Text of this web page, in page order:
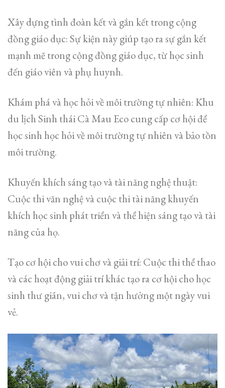
Xây dựng tình đoàn kết và gắn kết trong cộng
đồng giáo dục: Sự kiện này giúp tạo ra sự gắn kết
mạnh mẽ trong cộng đồng giáo dục, từ học sinh
đến giáo viên và phụ huynh.
Khám phá và học hỏi về môi trường tự nhiên: Khu
du lịch Sinh thái Cà Mau Eco cung cấp cơ hội để
học sinh học hỏi về môi trường tự nhiên và bảo tồn
môi trường.
Khuyến khích sáng tạo và tài năng nghệ thuật:
Cuộc thi văn nghệ và cuộc thi tài năng khuyến
khích học sinh phát triển và thể hiện sáng tạo và tài
năng của họ.
Tạo cơ hội cho vui chơ và giải trí: Cuộc thi thể thao
và các hoạt động giải trí khác tạo ra cơ hội cho học
sinh thư giãn, vui chơ và tận hưởng một ngày vui
vẻ.